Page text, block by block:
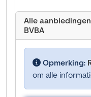
Alle
BVBA
Opmerking:
om alle